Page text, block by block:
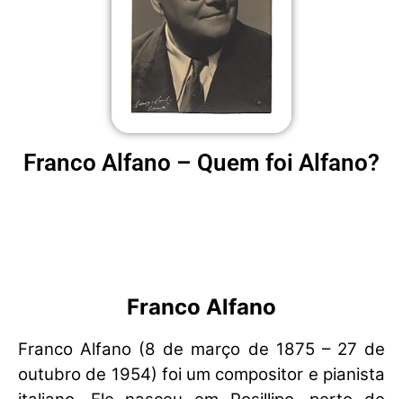
Franco Alfano – Quem foi Alfano?
Franco Alfano
Franco Alfano (8 de março de 1875 – 27 de
outubro de 1954) foi um compositor e pianista